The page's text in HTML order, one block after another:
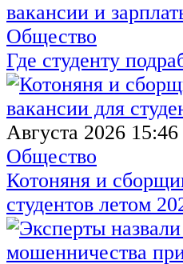
Общество
Где студенту
Августа 2026 15:46
Общество
Котоняня и
студентов летом